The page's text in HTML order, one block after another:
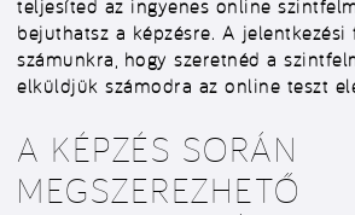
teljesíted az ingyenes online
bejuthatsz a képzésre. A
számunkra, hogy szeretnéd a
elküldjük számodra az online teszt
A KÉPZÉS SORÁN
MEGSZEREZHETŐ